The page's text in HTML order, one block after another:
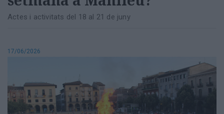
Actes i activitats del 18 al 21 de juny
17/06/2026